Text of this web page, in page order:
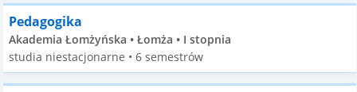
Pedagogika
Akademia Łomżyńska • Łomża • I stopnia
studia niestacjonarne • 6 semestrów